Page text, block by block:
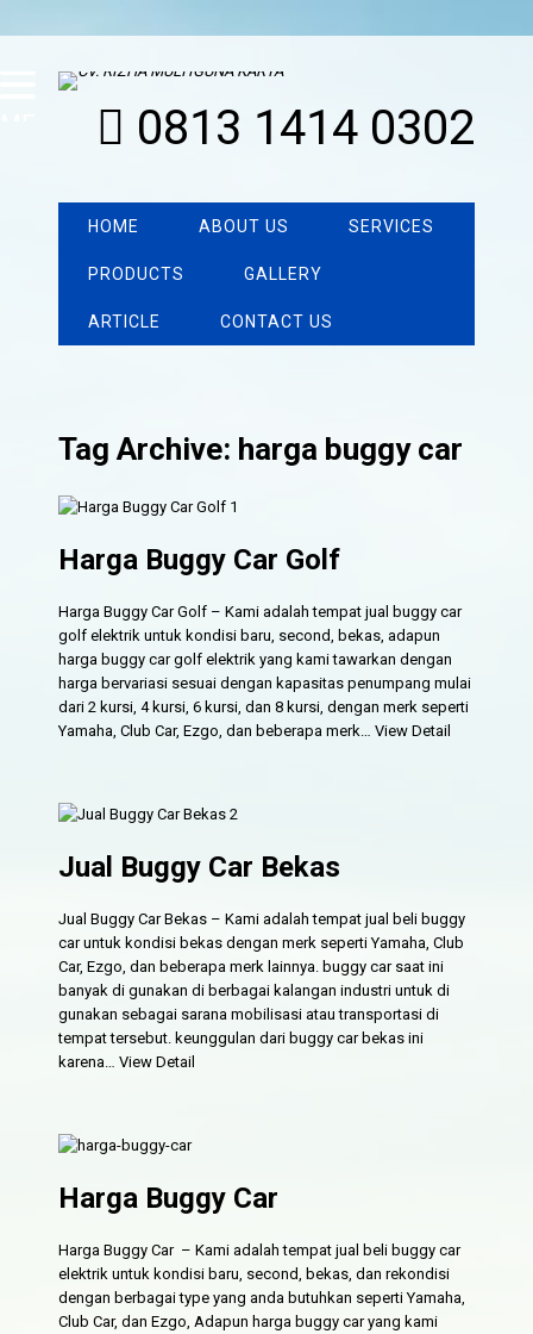
0813 1414 0302
HOME ABOUT US SERVICES
PRODUCTS GALLERY
ARTICLE CONTACT US
Tag Archive: harga buggy car
Harga Buggy Car Golf
Harga Buggy Car Golf – Kami adalah tempat jual buggy car
golf elektrik untuk kondisi baru, second, bekas, adapun
harga buggy car golf elektrik yang kami tawarkan dengan
harga bervariasi sesuai dengan kapasitas penumpang mulai
dari 2 kursi, 4 kursi, 6 kursi, dan 8 kursi, dengan merk seperti
Yamaha, Club Car, Ezgo, dan beberapa merk…View Detail
Jual Buggy Car Bekas
Jual Buggy Car Bekas – Kami adalah tempat jual beli buggy
car untuk kondisi bekas dengan merk seperti Yamaha, Club
Car, Ezgo, dan beberapa merk lainnya. buggy car saat ini
banyak di gunakan di berbagai kalangan industri untuk di
gunakan sebagai sarana mobilisasi atau transportasi di
tempat tersebut. keunggulan dari buggy car bekas ini
karena…View Detail
Harga Buggy Car
Harga Buggy Car – Kami adalah tempat jual beli buggy car
elektrik untuk kondisi baru, second, bekas, dan rekondisi
dengan berbagai type yang anda butuhkan seperti Yamaha,
Club Car, dan Ezgo, Adapun harga buggy car yang kami